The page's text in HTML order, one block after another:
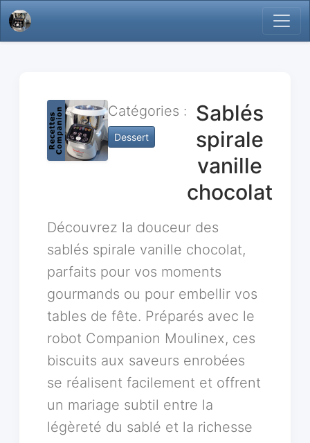
Catégories :
Dessert
Sablés
spirale
vanille
chocolat
Découvrez la douceur des
sablés spirale vanille chocolat,
parfaits pour vos moments
gourmands ou pour embellir vos
tables de fête. Préparés avec le
robot Companion Moulinex, ces
biscuits aux saveurs enrobées
se réalisent facilement et offrent
un mariage subtil entre la
légèreté du sablé et la richesse